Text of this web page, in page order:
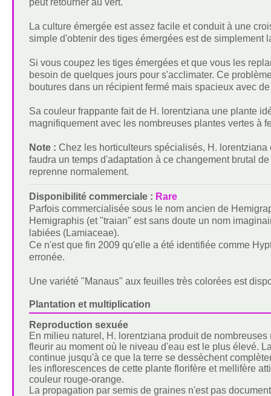
peut retourner au vert.
La culture émergée est assez facile et conduit à une
simple d'obtenir des tiges émergées est de simplement
Si vous coupez les tiges émergées et que vous les
besoin de quelques jours pour s'acclimater. Ce
boutures dans un récipient fermé mais spacieux avec
Sa couleur frappante fait de H. lorentziana une plante
magnifiquement avec les nombreuses plantes vertes à
Note : Chez les horticulteurs spécialisés, H.
faudra un temps d'adaptation à ce changement brutal
reprenne normalement.
Disponibilité commerciale : Rare
Parfois commercialisée sous le nom ancien de
Hemigraphis (et "traian" est sans doute un nom
labiées (Lamiaceae).
Ce n'est que fin 2009 qu'elle a été identifiée comme
erronée.
Une variété "Manaus" aux feuilles très colorées est
Plantation et multiplication
Reproduction sexuée
En milieu naturel, H. lorentziana produit de
fleurir au moment où le niveau d'eau est le plus élevé.
continue jusqu'à ce que la terre se dessèchent
les inflorescences de cette plante florifère et mellifère
couleur rouge-orange.
La propagation par semis de graines n'est pas